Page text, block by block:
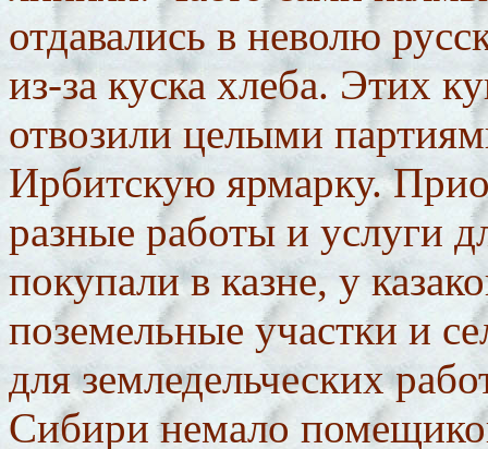
отдавались в неволю
из-за куска хлеба. Этих
отвозили целыми
Ирбитскую ярмарку.
разные работы и услуги
покупали в казне, у
поземельные участки и
для земледельческих
Сибири немало